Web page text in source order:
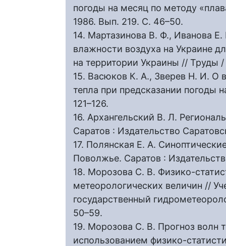
погоды на месяц по методу
1986. Вып. 219. С. 46–50.
14. Мартазинова В. Ф., Иванова
влажности воздуха на Украине
на территории Украины //
15. Васюков К. А., Зверев Н. И. О
тепла при предсказании
121–126.
16. Архангельский В. Л.
Саратов : Издательство
17. Полянская Е. А.
Поволжье. Саратов :
18. Морозова С. В. Физико-
метеорологических величин //
государственный
50–59.
19. Морозова С. В. Прогноз волн
использованием физико-